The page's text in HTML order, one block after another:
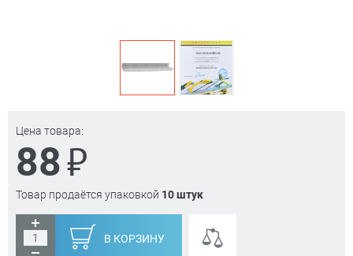
Цена товара:
88₽
Товар продаётся упаковкой 10 штук
В КОРЗИНУ